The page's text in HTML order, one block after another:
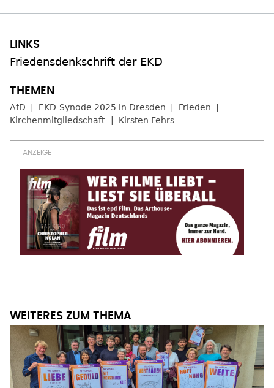
Friedensdenkschrift der EKD
AfD EKD-Synode 2025 in Dresden
Frieden
Kirchenmitgliedschaft
Kirsten Fehrs
WEITERES ZUM THEMA